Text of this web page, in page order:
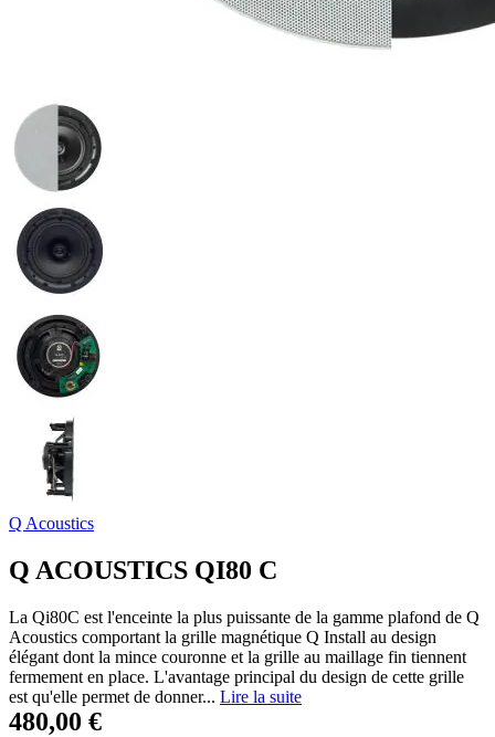
Q Acoustics
Q ACOUSTICS QI80 C
La Qi80C est l'enceinte la plus puissante de la gamme plafond de Q
Acoustics comportant la grille magnétique Q Install au design
élégant dont la mince couronne et la grille au maillage fin tiennent
fermement en place. L'avantage principal du design de cette grille
est qu'elle permet de donner... Lire la suite
480,00 €